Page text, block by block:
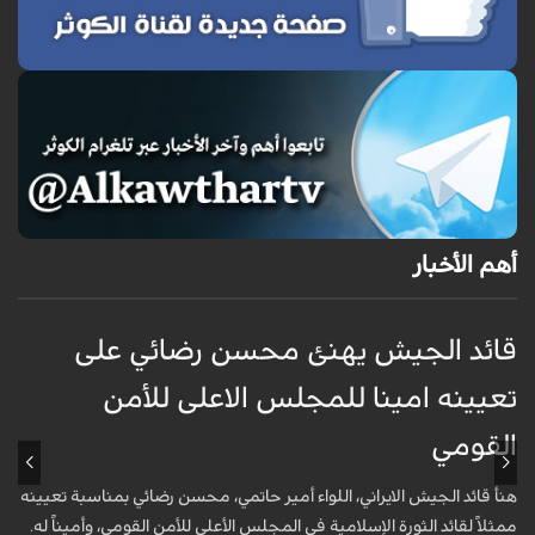
أهم الأخبار
قائد الجيش يهنئ محسن رضائي على
تعيينه امينا للمجلس الاعلى للأمن
القومي
هنأ قائد الجيش الايراني، اللواء أمير حاتمي، محسن رضائي بمناسبة تعيينه
ممثلاً لقائد الثورة الإسلامية في المجلس الأعلى للأمن القومي، وأميناً له.